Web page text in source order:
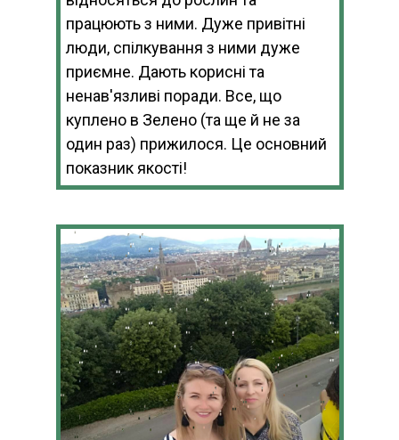
працюють з ними. Дуже привітні
люди, спілкування з ними дуже
приємне. Дають корисні та
ненав'язливі поради. Все, що
куплено в Зелено (та ще й не за
один раз) прижилося. Це основний
показник якості!